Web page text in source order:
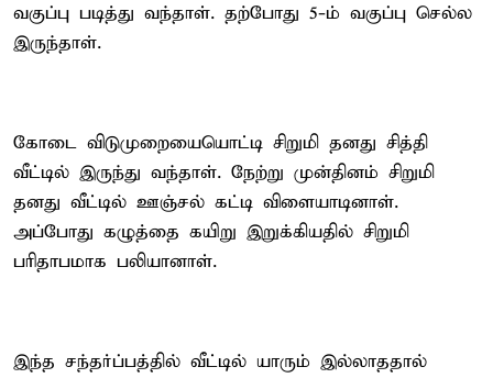
வகுப்பு படித்து வந்தாள். தற்போது 5-ம் வகுப்பு செல்ல
இருந்தாள்.
கோடை விடுமுறையையொட்டி சிறுமி தனது சித்தி
வீட்டில் இருந்து வந்தாள். நேற்று முன்தினம் சிறுமி
தனது வீட்டில் ஊஞ்சல் கட்டி விளையாடினாள்.
அப்போது கழுத்தை கயிறு இறுக்கியதில் சிறுமி
பரிதாபமாக பலியானாள்.
இந்த சந்தர்ப்பத்தில் வீட்டில் யாரும் இல்லாததால்